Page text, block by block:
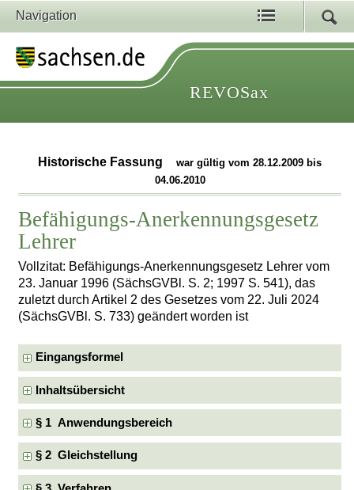
Navigation
REVOSax
Historische Fassung
war gültig vom 28.12.2009 bis
04.06.2010
Befähigungs-Anerkennungsgesetz
Lehrer
Vollzitat: Befähigungs-Anerkennungsgesetz Lehrer vom
23. Januar 1996 (SächsGVBl. S. 2; 1997 S. 541), das
zuletzt durch Artikel 2 des Gesetzes vom 22. Juli 2024
(SächsGVBl. S. 733) geändert worden ist
Eingangsformel
Inhaltsübersicht
§ 1 Anwendungsbereich
§ 2 Gleichstellung